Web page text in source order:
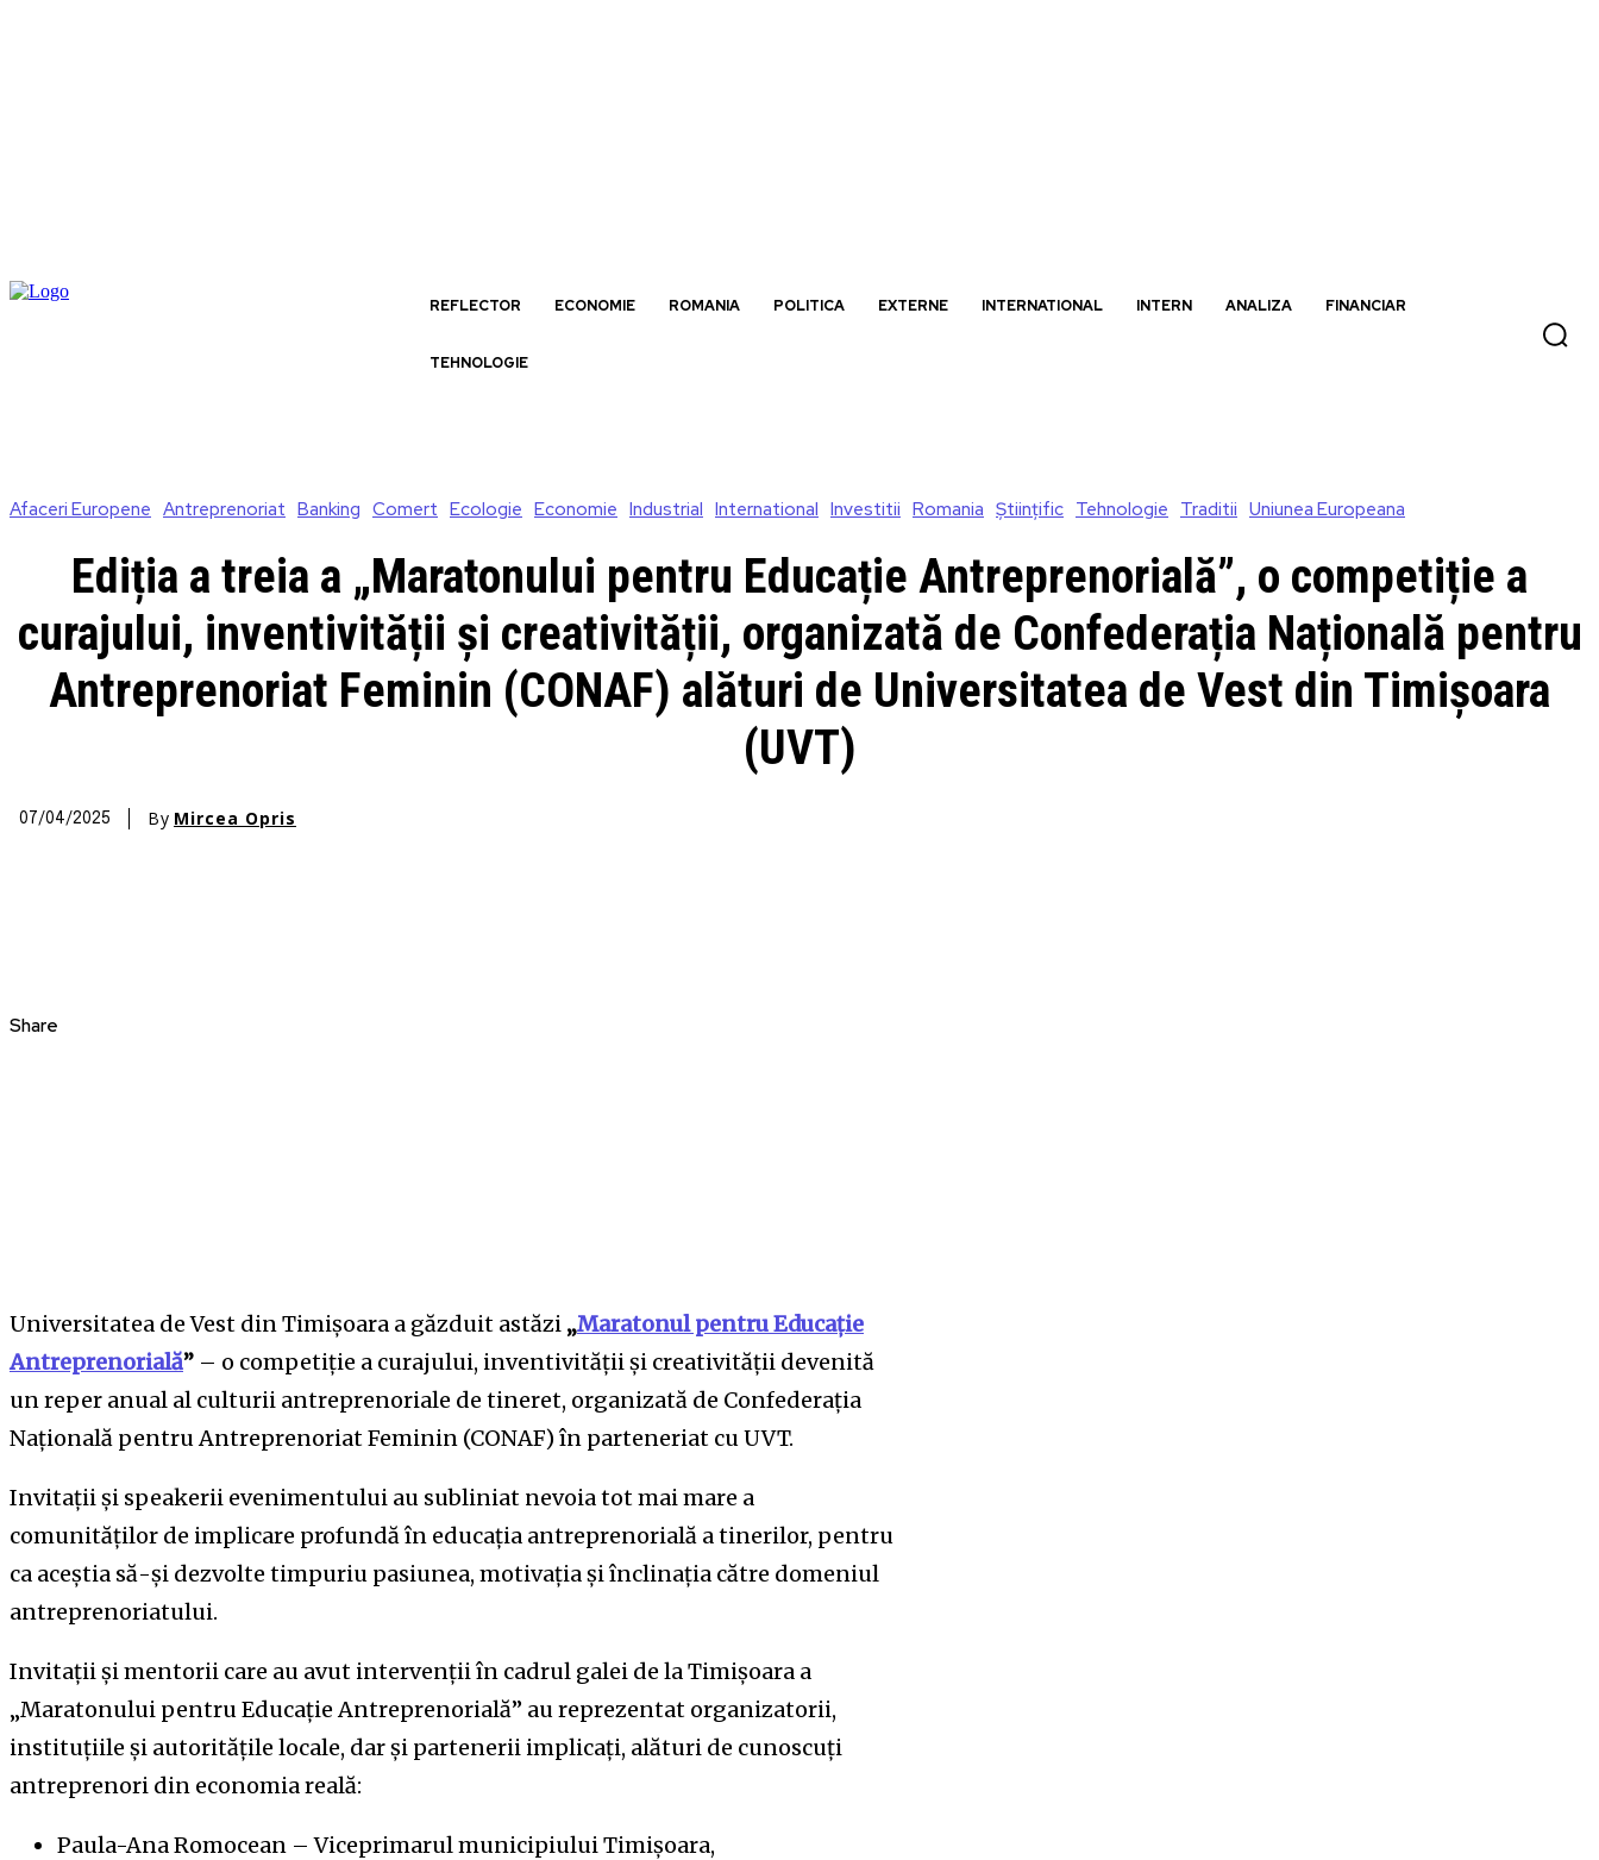
REFLECTOR ECONOMIE ROMANIA POLITICA EXTERNE INTERNATIONAL INTERN ANALIZA FINANCIAR
TEHNOLOGIE
Afaceri Europene Antreprenoriat Banking Comert Ecologie Economie Industrial International Investitii Romania Științific Tehnologie Traditii Uniunea Europeana
Ediția a treia a „Maratonului pentru Educație Antreprenorială”, o competiție a
curajului, inventivității și creativității, organizată de Confederația Națională pentru
Antreprenoriat Feminin (CONAF) alături de Universitatea de Vest din Timișoara
(UVT)
07/04/2025 By Mircea Opris
Share
Universitatea de Vest din Timișoara a găzduit astăzi „Maratonul pentru Educație
Antreprenorială” – o competiție a curajului, inventivității și creativității devenită
un reper anual al culturii antreprenoriale de tineret, organizată de Confederația
Națională pentru Antreprenoriat Feminin (CONAF) în parteneriat cu UVT.
Invitații și speakerii evenimentului au subliniat nevoia tot mai mare a
comunităților de implicare profundă în educația antreprenorială a tinerilor, pentru
ca aceștia să-și dezvolte timpuriu pasiunea, motivația și înclinația către domeniul
antreprenoriatului.
Invitații și mentorii care au avut intervenții în cadrul galei de la Timișoara a
„Maratonului pentru Educație Antreprenorială” au reprezentat organizatorii,
instituțiile și autoritățile locale, dar și partenerii implicați, alături de cunoscuți
antreprenori din economia reală:
Paula-Ana Romocean – Viceprimarul municipiului Timișoara,